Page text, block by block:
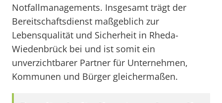
Notfallmanagements. Insgesamt trägt der
Bereitschaftsdienst maßgeblich zur
Lebensqualität und Sicherheit in Rheda-
Wiedenbrück bei und ist somit ein
unverzichtbarer Partner für Unternehmen,
Kommunen und Bürger gleichermaßen.